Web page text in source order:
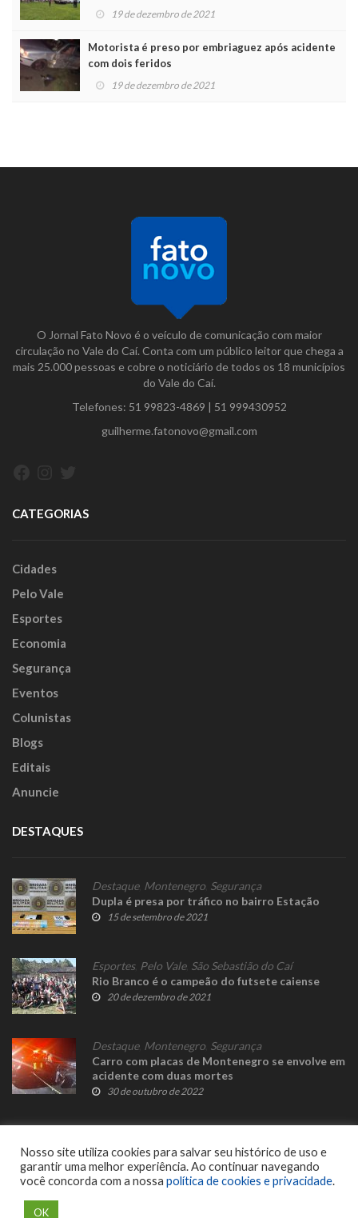
19 de dezembro de 2021
Motorista é preso por embriaguez após acidente
com dois feridos
19 de dezembro de 2021
O Jornal Fato Novo é o veículo de comunicação com maior
circulação no Vale do Caí. Conta com um público leitor que chega a
mais 25.000 pessoas e cobre o noticiário de todos os 18 municípios
do Vale do Caí.
Telefones: 51 99823-4869 | 51 999430952
guilherme.fatonovo@gmail.com
CATEGORIAS
Cidades
Pelo Vale
Esportes
Economia
Segurança
Eventos
Colunistas
Blogs
Editais
Anuncie
DESTAQUES
Destaque, Montenegro Segurança
Dupla é presa por tráfico no bairro Estação
15 de setembro de 2021
Esportes, Pelo Vale, São Sebastião do Caí
Rio Branco é o campeão do futsete caiense
20 de dezembro de 2021
Destaque, Montenegro Segurança
Carro com placas de Montenegro se envolve em
acidente com duas mortes
30 de outubro de 2022
Nosso site utiliza cookies para salvar seu histórico de uso e
garantir uma melhor experiência. Ao continuar navegando
você concorda com a nossa política de cookies e privacidade.
OK